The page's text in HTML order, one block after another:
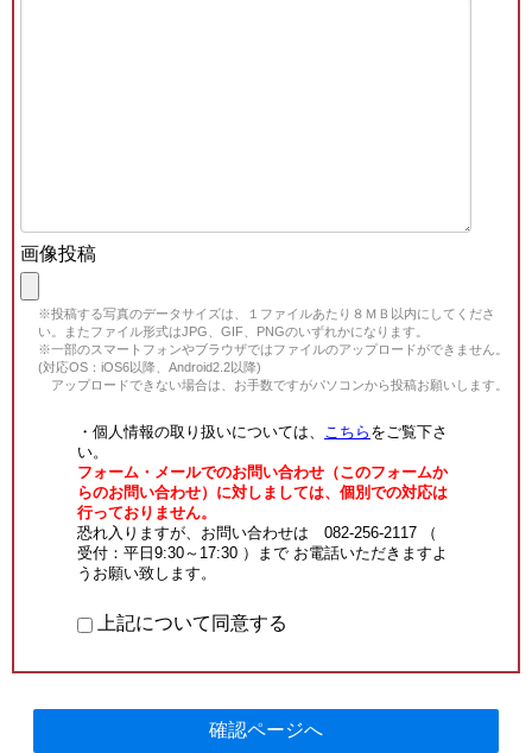
画像投稿
※投稿する写真のデータサイズは、１ファイルあたり８ＭＢ以内にしてくださ
い。またファイル形式はJPG、GIF、PNGのいずれかになります。
※一部のスマートフォンやブラウザではファイルのアップロードができません。
(対応OS：iOS6以降、Android2.2以降)
アップロードできない場合は、お手数ですがパソコンから投稿お願いします。
・個人情報の取り扱いについては、 こちら をご覧下さ
い。
フォーム・メールでのお問い合わせ（このフォームか
らのお問い合わせ）に対しましては、個別での対応は
行っておりません。
恐れ入りますが、お問い合わせは 082-256-2117 （
受付：平日9:30～17:30 ）まで お電話いただきますよ
うお願い致します。
上記について同意する
確認ページへ